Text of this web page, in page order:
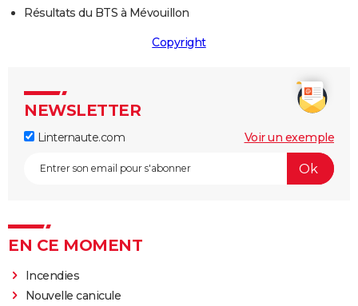
Résultats du BTS à Mévouillon
Copyright
NEWSLETTER
Linternaute.com Voir un exemple
EN CE MOMENT
Incendies
Nouvelle canicule